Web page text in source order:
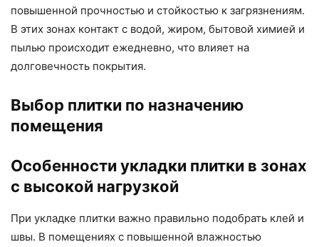
повышенной прочностью и стойкостью к загрязнениям.
В этих зонах контакт с водой, жиром, бытовой химией и
пылью происходит ежедневно, что влияет на
долговечность покрытия.
Выбор плитки по назначению
помещения
Особенности укладки плитки в зонах
с высокой нагрузкой
При укладке плитки важно правильно подобрать клей и
швы. В помещениях с повышенной влажностью